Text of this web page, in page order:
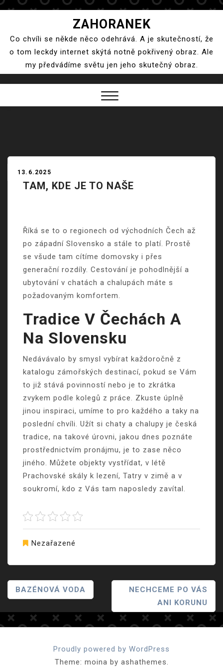
content
ZAHORANEK
Co chvíli se někde něco odehrává. A je skutečností, že
o tom leckdy internet skýtá notně pokřivený obraz. Ale
my předvádíme světu jen jeho skutečný obraz.
TAM, KDE JE TO NAŠE
13.6.2025
Říká se to o regionech od východních Čech až
po západní Slovensko a stále to platí. Prostě
se všude tam cítíme domovsky i přes
generační rozdíly. Cestování je pohodlnější a
ubytování v chatách a chalupách máte s
požadovaným komfortem.
Tradice V Čechách A
Na Slovensku
Nedávávalo by smysl vybírat každoročně z
katalogu zámořských destinací, pokud se Vám
to již stává povinností nebo je to zkrátka
zvykem podle kolegů z práce. Zkuste úplně
jinou inspiraci, umíme to pro každého a taky na
poslední chvíli. Užít si chaty a chalupy je česká
tradice, na takové úrovni, jakou dnes poznáte
prostřednictvím pronájmu, je to zase něco
jiného. Můžete objekty vystřídat, v létě
Prachovské skály k lezení, Tatry v zimě a v
soukromí, kdo z Vás tam naposledy zavítal.
Nezařazené
Navigace
Pro
Příspěvek
BAZÉNOVÁ VODA
NECHCEME PO VÁS
ANI KORUNU
Proudly powered by WordPress
Theme: moina by ashathemes.